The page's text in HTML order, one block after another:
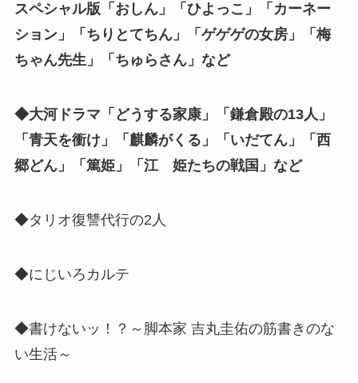
スペシャル版「おしん」「ひよっこ」「カーネー
ション」「ちりとてちん」「ゲゲゲの女房」「梅
ちゃん先生」「ちゅらさん」など
◆大河ドラマ「どうする家康」「鎌倉殿の13人」
「青天を衝け」「麒麟がくる」「いだてん」「西
郷どん」「篤姫」「江 姫たちの戦国」など
◆タリオ復讐代行の2人
◆にじいろカルテ
◆書けないッ！？～脚本家 吉丸圭佑の筋書きのな
い生活～